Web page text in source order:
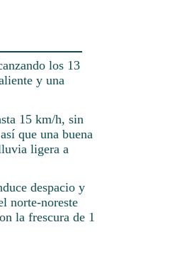
los 13
y una
15 km/h, sin
que una buena
ligera a
despacio y
norte-noreste
la frescura de 1